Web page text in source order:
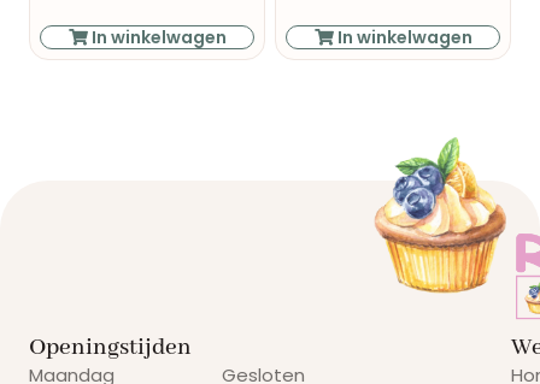
In winkelwagen In winkelwagen
Openingstijden
Maandag
Gesloten